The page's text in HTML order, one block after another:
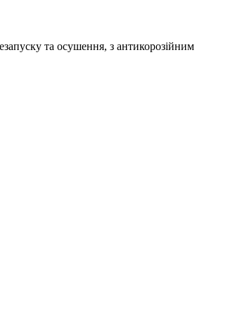
та осушення, з антикорозійним